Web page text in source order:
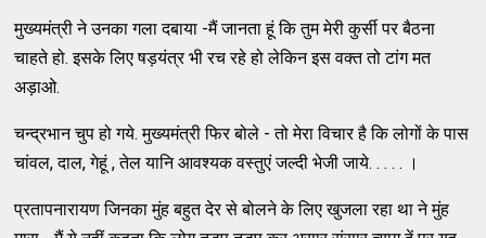
मुख्यमंत्री ने उनका गला दबाया -मैं जानता हूं कि तुम मेरी कुर्सी पर बैठना
चाहते हो. इसके लिए षड़यंत्र भी रच रहे हो लेकिन इस वक्त तो टांग मत
अड़ाओ.
चन्द्रभान चुप हो गये. मुख्यमंत्री फिर बोले - तो मेरा विचार है कि लोगों के पास
चांवल, दाल, गेहूं , तेल यानि आवश्यक वस्तुएं जल्दी भेजी जाये. . . . . ।
प्रतापनारायण जिनका मुंह बहुत देर से बोलने के लिए खुजला रहा था ने मुंह